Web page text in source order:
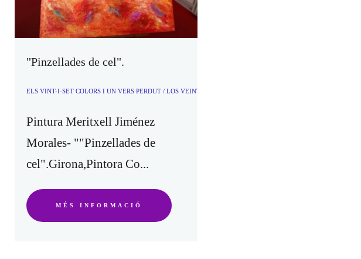
"Pinzellades de cel".
ELS VINT-I-SET COLORS I UN VERS PERDUT / LOS VEINTISIETE COLORES Y UN VERSO PERDIDO /THE
Pintura Meritxell Jiménez
Morales- ""Pinzellades de
cel".Girona,Pintora Co...
MÉS INFORMACIÓ